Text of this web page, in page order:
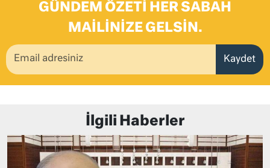
GÜNDEM ÖZETI HER SABAH
MAILINIZE GELSIN.
Kaydet
İlgili Haberler